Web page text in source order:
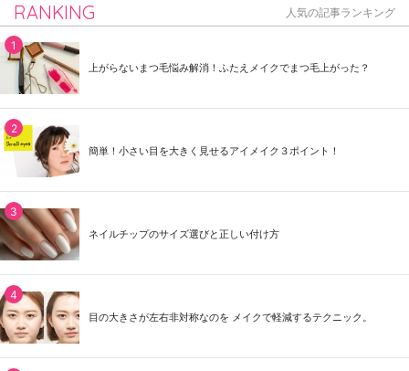
RANKING 人気の記事ランキング
上がらないまつ毛悩み解消！ふたえメイクでまつ毛上がった？
簡単！小さい目を大きく見せるアイメイク３ポイント！
ネイルチップのサイズ選びと正しい付け方
目の大きさが左右非対称なのを メイクで軽減するテクニック。